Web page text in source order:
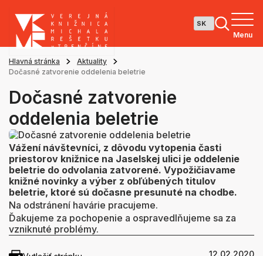
Menu
Hlavná stránka
Aktuality
Dočasné zatvorenie oddelenia beletrie
Dočasné zatvorenie
oddelenia beletrie
Vážení návštevníci, z dôvodu vytopenia časti
priestorov knižnice na Jaselskej ulici je oddelenie
beletrie do odvolania zatvorené. Vypožičiavame
knižné novinky a výber z obľúbených titulov
beletrie, ktoré sú dočasne presunuté na chodbe.
Na odstránení havárie pracujeme.
Ďakujeme za pochopenie a ospravedlňujeme sa za
vzniknuté problémy.